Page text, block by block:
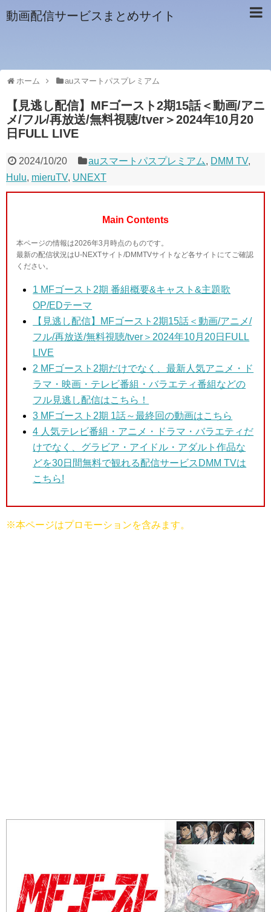
動画配信サービスまとめサイト
ホーム auスマートパスプレミアム
【見逃し配信】MFゴースト2期15話＜動画/アニ
メ/フル/再放送/無料視聴/tver＞2024年10月20
日FULL LIVE
2024/10/20 auスマートパスプレミアム, DMM TV,
Hulu, mieruTV, UNEXT
Main Contents
本ページの情報は2026年3月時点のものです。
最新の配信状況はU-NEXTサイト/DMMTVサイトなど各サイトにてご確認
ください。
1 MFゴースト2期 番組概要&キャスト&主題歌
OP/EDテーマ
【見逃し配信】MFゴースト2期15話＜動画/アニメ/
フル/再放送/無料視聴/tver＞2024年10月20日FULL
LIVE
2 MFゴースト2期だけでなく、最新人気アニメ・ド
ラマ・映画・テレビ番組・バラエティ番組などの
フル見逃し配信はこちら！
3 MFゴースト2期 1話～最終回の動画はこちら
4 人気テレビ番組・アニメ・ドラマ・バラエティだ
けでなく、グラビア・アイドル・アダルト作品な
どを30日間無料で観れる配信サービスDMM TVは
こちら!
※本ページはプロモーションを含みます。